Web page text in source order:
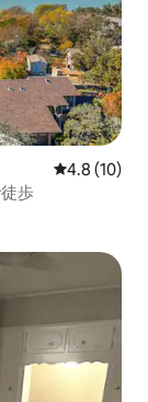
レビュー10
4.8 (10)
歩